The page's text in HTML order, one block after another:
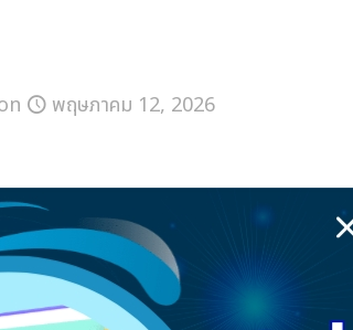
พฤษภาคม 12, 2026